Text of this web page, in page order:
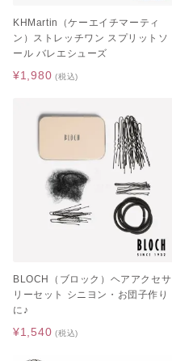
KHMartin（ケーエイチマーティ
ン）ストレッチワン スプリットソ
ール バレエシューズ
¥1,980 (税込)
BLOCH（ブロック）ヘアアクセサ
リーセット シニヨン・お団子作り
に♪
¥1,540 (税込)